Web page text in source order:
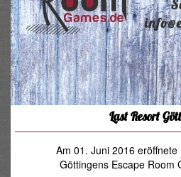
Last Resort
Am 01. Juni 2016
Göttingens Escape Room